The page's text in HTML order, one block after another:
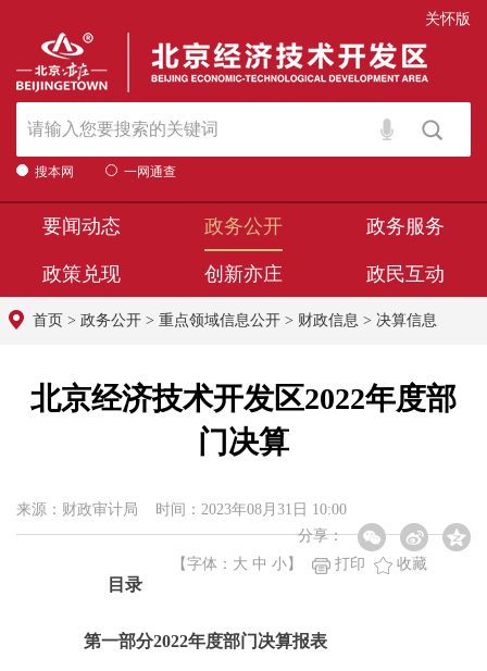
关怀版
搜本网 一网通查
要闻动态 政务公开 政务服务
政策兑现 创新亦庄 政民互动
首页 > 政务公开 > 重点领域信息公开 > 财政信息 > 决算信息
北京经济技术开发区2022年度部
门决算
来源：财政审计局 时间：2023年08月31日 10:00
分享：
【字体： 大 中 小 】 打印 收藏
目录
第一部分2022年度部门决算报表